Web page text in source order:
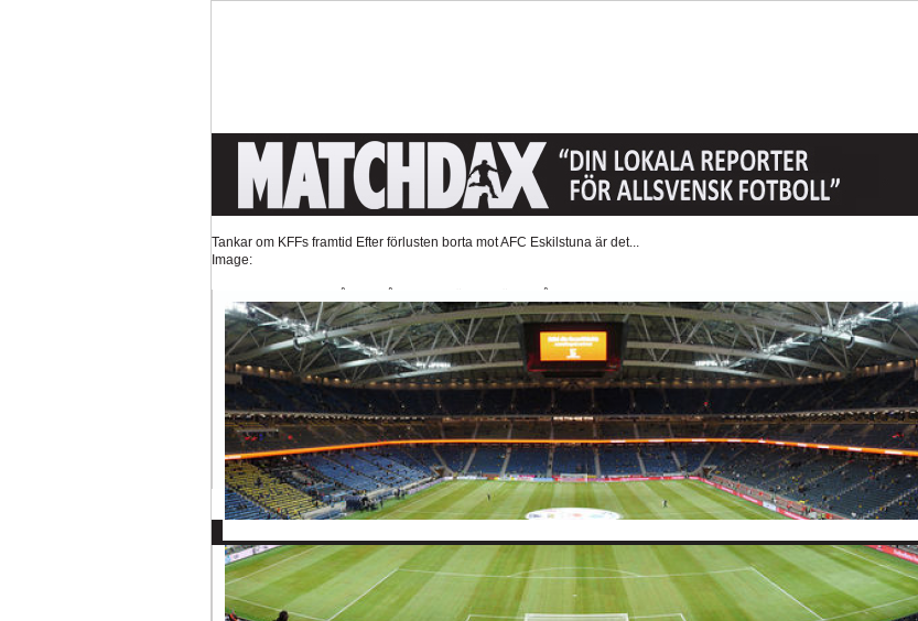
Tankar om KFFs framtid Efter förlusten borta mot AFC Eskilstuna är det...
Image:
Image:
Hur länge orkar Swärdh? Under en längre tid har kritiken mot Kalmar FFs...
Image:
Bäst i stan efter sex...Inte för att det kanske har så stor betydelse i...
Image:
Allsvenskan
Superettan Landslag Silly Season